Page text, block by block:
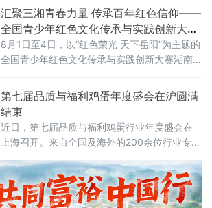
地政策咨询、商务社群链接等多元服务，搭建
维港畔高质量跨境科创商务生态。3
汇聚三湘青春力量 传承百年红色信仰——
全国青少年红色文化传承与实践创新大赛
湖南省赛在岳阳举办
8月1日至4日，以“红色荣光 天下岳阳”为主题的
全国青少年红色文化传承与实践创新大赛湖南
聚洞庭湖畔，这场教育部、湖南省教育厅备案
白名单公益赛事，是落实立德树人、培育时代
新人的重要实践。
第七届品质与福利鸡蛋年度盛会在沪圆满
结束
近日，第七届品质与福利鸡蛋行业年度盛会在
上海召开。来自全国及海外的200余位行业专
绕“蓄势破局，非笼领航”主题，探讨产业转型、
技术创新与消费升级路径。